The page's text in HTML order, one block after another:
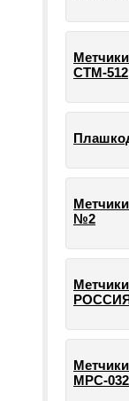
СТМ-512
№2
МРС-